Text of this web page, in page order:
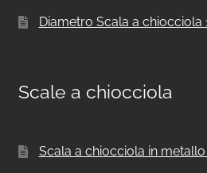
Diametro Scala a chiocciola
Scale a chiocciola
Scala a chiocciola in